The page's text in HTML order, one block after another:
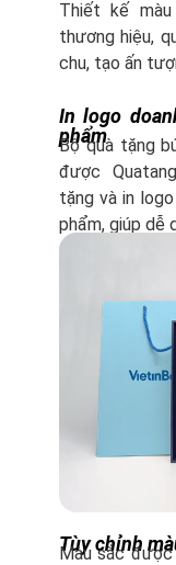
Thiết kế
thương hiệu,
chu, tạo ấn
In logo
phẩm
Bộ quà tặng
được
tặng và in
phẩm, giúp dễ
Tùy chỉnh
Màu sắc